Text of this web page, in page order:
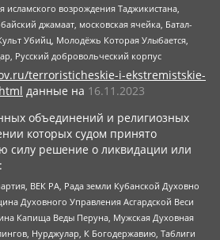
исламского возрождения Таджикистана,
джамаат, московская ячейка, Батал-
Убийц, Молодёжь Которая Улыбается,
Русский добровольческий корпус
terroristicheskie-i-ekstremistskie-
данные на 16.11.2023
объединений и религиозных
которых судом принято
силу решение о ликвидации или
ВЕК РА, Рада земли Кубанской Духовно
Духовного Управления Асгардской Веси
Капища Веды Перуна, Мужская Духовная
Нурджулар, К Богодержавию, Таблиги